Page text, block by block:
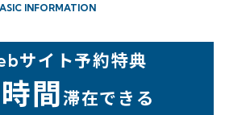
空室検索
特典のご案内
INFORMATION
サイト予約特典
間滞在できる